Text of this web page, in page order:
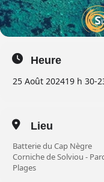
Heure
25 Août 202419 h 30-
Lieu
Batterie du Cap Nègre
Corniche de Solviou -
Plages